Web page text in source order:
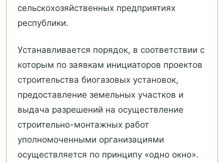
сельскохозяйственных предприятиях
республики.
Устанавливается порядок, в соответствии с
которым по заявкам инициаторов проектов
строительства биогазовых установок,
предоставление земельных участков и
выдача разрешений на осуществление
строительно-монтажных работ
уполномоченными организациями
осуществляется по принципу «одно окно».